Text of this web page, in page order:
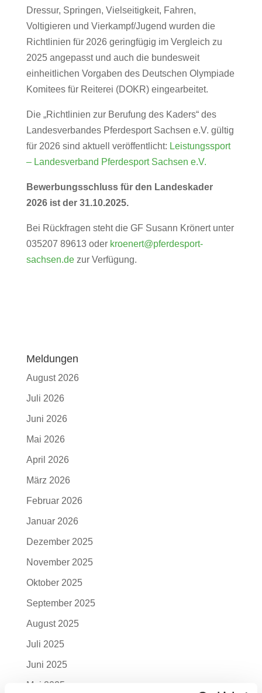
Dressur, Springen, Vielseitigkeit, Fahren,
Voltigieren und Vierkampf/Jugend wurden die
Richtlinien für 2026 geringfügig im Vergleich zu
2025 angepasst und auch die bundesweit
einheitlichen Vorgaben des Deutschen Olympiade
Komitees für Reiterei (DOKR) eingearbeitet.
Die „Richtlinien zur Berufung des Kaders“ des
Landesverbandes Pferdesport Sachsen e.V. gültig
für 2026 sind aktuell veröffentlicht: Leistungssport
– Landesverband Pferdesport Sachsen e.V.
Bewerbungsschluss für den Landeskader
2026 ist der 31.10.2025.
Bei Rückfragen steht die GF Susann Krönert unter
035207 89613 oder kroenert@pferdesport-
sachsen.dezur Verfügung.
Meldungen
August 2026
Juli 2026
Juni 2026
Mai 2026
April 2026
März 2026
Februar 2026
Januar 2026
Dezember 2025
November 2025
Oktober 2025
September 2025
August 2025
Juli 2025
Juni 2025
Mai 2025